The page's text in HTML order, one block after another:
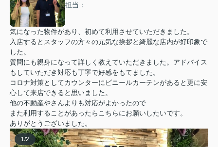
担当：
気になった物件があり、初めて利用させていただきました。
入店するとスタッフの方々の元気な挨拶と綺麗な店内が好印象で
した。
質問にも親身になって詳しく教えていただきました。アドバイス
もしていただき対応も丁寧で好感をもてました。
コロナ対策としてカウンターにビニールカーテンがあると更に安
心して来店できると思いました。
他の不動産やさんよりも対応がよかったので
また利用することがあったらこちらにお願いしたいです。
ありがとうございました。
1/2